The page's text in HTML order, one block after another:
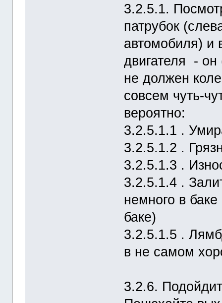
3.2.5.1.
патрубок
автомобиля) и
двигателя - он
не должен
совсем чуть-
вероятно:
3.2.5.1.1 .
3.2.5.1.2 .
3.2.5.1.3 .
3.2.5.1.4 .
немного в баке
баке)
3.2.5.1.5 .
в не самом
3.2.6.